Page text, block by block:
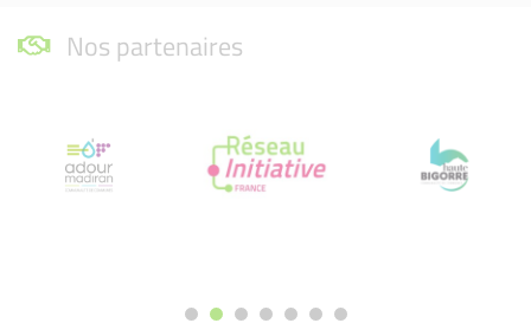
Nos partenaires